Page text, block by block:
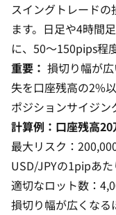
スイングトレード
ます。日足や4時間
に、50〜150pips程
重要： 損切り幅が
失を口座残高の2%
ポジションサイジン
計算例：口座残高
最大リスク：
USD/JPYの1pipあ
適切なロット数：
損切り幅が広くなる